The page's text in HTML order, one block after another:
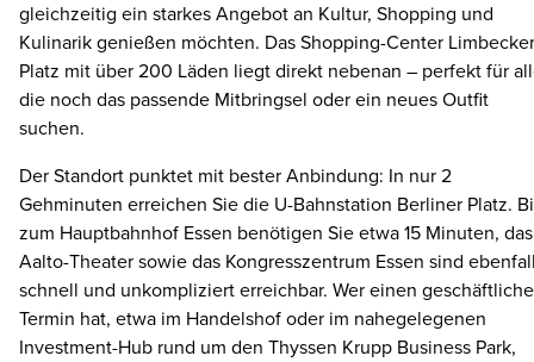
gleichzeitig ein starkes Angebot an Kultur, Shopping und
Kulinarik genießen möchten. Das Shopping-Center Limbecker
Platz mit über 200 Läden liegt direkt nebenan – perfekt für
die noch das passende Mitbringsel oder ein neues Outfit
suchen.
Der Standort punktet mit bester Anbindung: In nur 2
Gehminuten erreichen Sie die U-Bahnstation Berliner Platz.
zum Hauptbahnhof Essen benötigen Sie etwa 15 Minuten, das
Aalto-Theater sowie das Kongresszentrum Essen sind
schnell und unkompliziert erreichbar. Wer einen
Termin hat, etwa im Handelshof oder im nahegelegenen
Investment-Hub rund um den Thyssen Krupp Business Park,